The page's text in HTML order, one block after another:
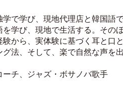
で学び、現地代理店と韓国語
学び、現地で生活する。その
から、実体験に基づく⽿と⼝
法、そして、楽で⾃然な声を
チ、ジャズ・ボサノバ歌⼿